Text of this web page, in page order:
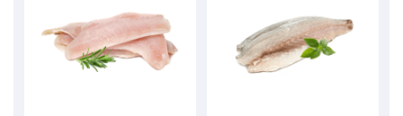
Filtruoti Kaina:€1—€89